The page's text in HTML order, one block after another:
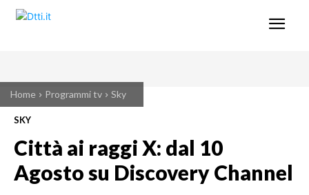
Home Programmi tv Sky
SKY
Città ai raggi X: dal 10
Agosto su Discovery Channel